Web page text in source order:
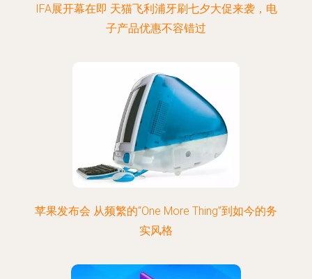
IFA展开幕在即 天猫飞利浦牙刷七夕大促来袭，电
子产品优惠不容错过
苹果发布会 从频繁的“One More Thing”到如今的务
实风格